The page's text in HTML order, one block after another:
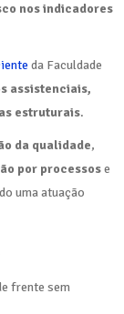
nos indicadores
da Faculdade
assistenciais,
estruturais.
da qualidade,
por processose
uma atuação
frente sem